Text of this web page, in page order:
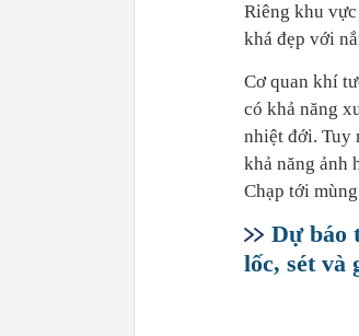
Riêng khu
khá đẹp với
Cơ quan khí
có khả năng
nhiệt đới. Tuy
khả năng ảnh
Chạp tới
Dự báo
lốc, sét và